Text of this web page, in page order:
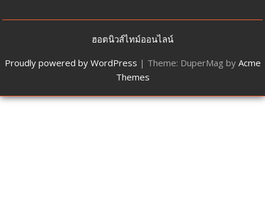
ฮอตนิวส์ไทม์ออนไลน์
Proudly powered by WordPress | Theme: DuperMag by Acme
Themes